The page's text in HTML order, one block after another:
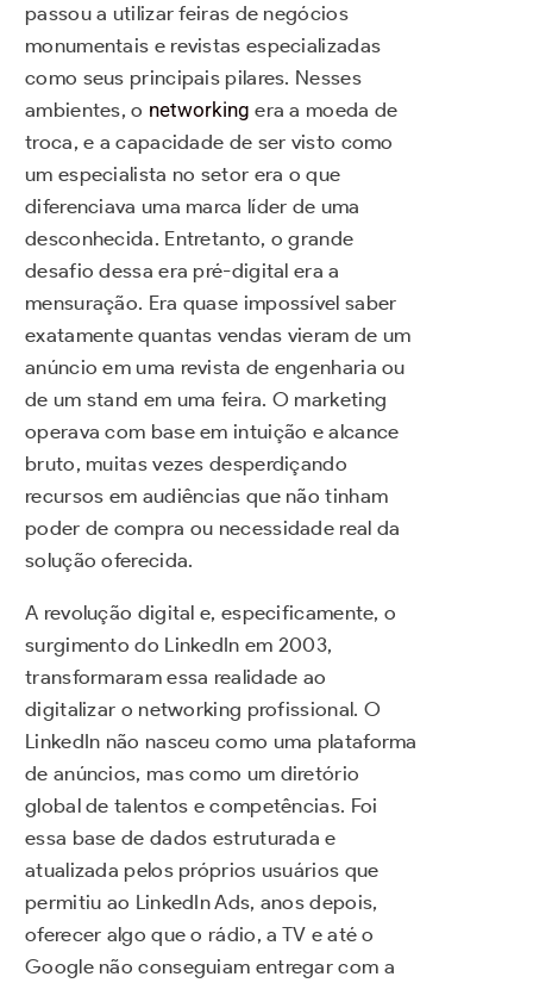
passou a utilizar feiras de negócios
monumentais e revistas especializadas
como seus principais pilares. Nesses
ambientes, o networking era a moeda de
troca, e a capacidade de ser visto como
um especialista no setor era o que
diferenciava uma marca líder de uma
desconhecida. Entretanto, o grande
desafio dessa era pré-digital era a
mensuração. Era quase impossível saber
exatamente quantas vendas vieram de um
anúncio em uma revista de engenharia ou
de um stand em uma feira. O marketing
operava com base em intuição e alcance
bruto, muitas vezes desperdiçando
recursos em audiências que não tinham
poder de compra ou necessidade real da
solução oferecida.
A revolução digital e, especificamente, o
surgimento do LinkedIn em 2003,
transformaram essa realidade ao
digitalizar o networking profissional. O
LinkedIn não nasceu como uma plataforma
de anúncios, mas como um diretório
global de talentos e competências. Foi
essa base de dados estruturada e
atualizada pelos próprios usuários que
permitiu ao LinkedIn Ads, anos depois,
oferecer algo que o rádio, a TV e até o
Google não conseguiam entregar com a